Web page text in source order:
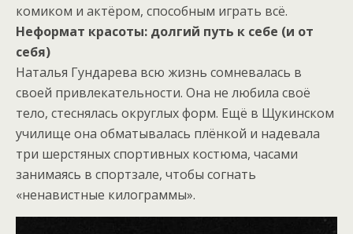
комиком и актёром, способным играть всё.
Неформат красоты: долгий путь к себе (и от
себя)
Наталья Гундарева всю жизнь сомневалась в
своей привлекательности. Она не любила своё
тело, стеснялась округлых форм. Ещё в Щукинском
училище она обматывалась плёнкой и надевала
три шерстяных спортивных костюма, часами
занимаясь в спортзале, чтобы согнать
«ненавистные килограммы».